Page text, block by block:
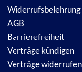
Widerrufsbelehrung
AGB
Barrierefreiheit
Verträge kündigen
Verträge widerrufen